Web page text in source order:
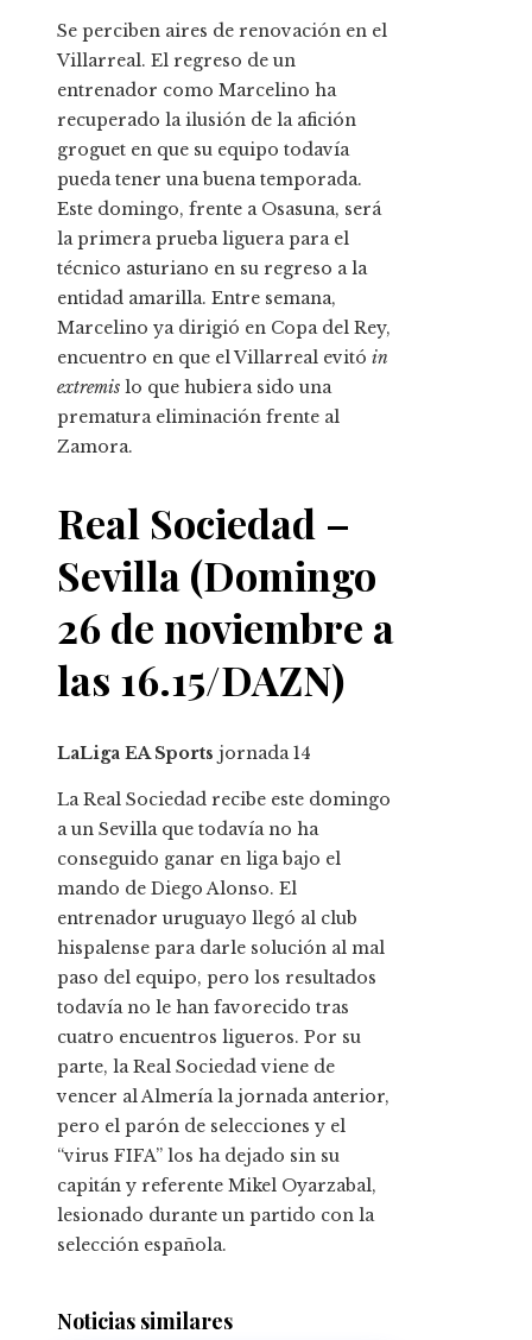
Se perciben aires de renovación en el
Villarreal. El regreso de un
entrenador como Marcelino ha
recuperado la ilusión de la afición
groguet en que su equipo todavía
pueda tener una buena temporada.
Este domingo, frente a Osasuna, será
la primera prueba liguera para el
técnico asturiano en su regreso a la
entidad amarilla. Entre semana,
Marcelino ya dirigió en Copa del Rey,
encuentro en que el Villarreal evitó in
extremis lo que hubiera sido una
prematura eliminación frente al
Zamora.
Real Sociedad –
Sevilla (Domingo
26 de noviembre a
las 16.15/DAZN)
LaLiga EA Sports jornada 14
La Real Sociedad recibe este domingo
a un Sevilla que todavía no ha
conseguido ganar en liga bajo el
mando de Diego Alonso. El
entrenador uruguayo llegó al club
hispalense para darle solución al mal
paso del equipo, pero los resultados
todavía no le han favorecido tras
cuatro encuentros ligueros. Por su
parte, la Real Sociedad viene de
vencer al Almería la jornada anterior,
pero el parón de selecciones y el
“virus FIFA” los ha dejado sin su
capitán y referente Mikel Oyarzabal,
lesionado durante un partido con la
selección española.
Noticias similares